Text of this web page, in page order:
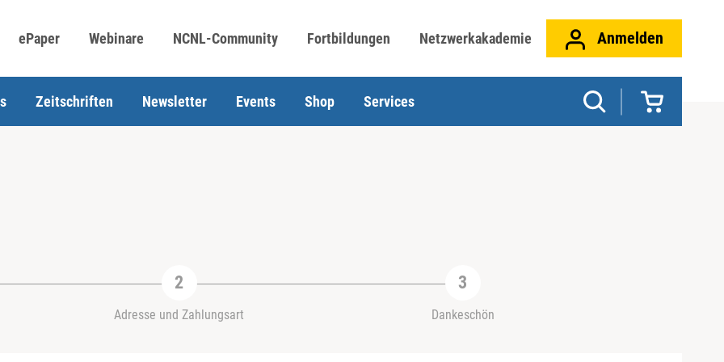
ePaper Webinare NCNL-Community Fortbildungen Netzwerkakademie Anmelden
Zeitschriften Newsletter Events Shop Services
Adresse und Zahlungsart Dankeschön